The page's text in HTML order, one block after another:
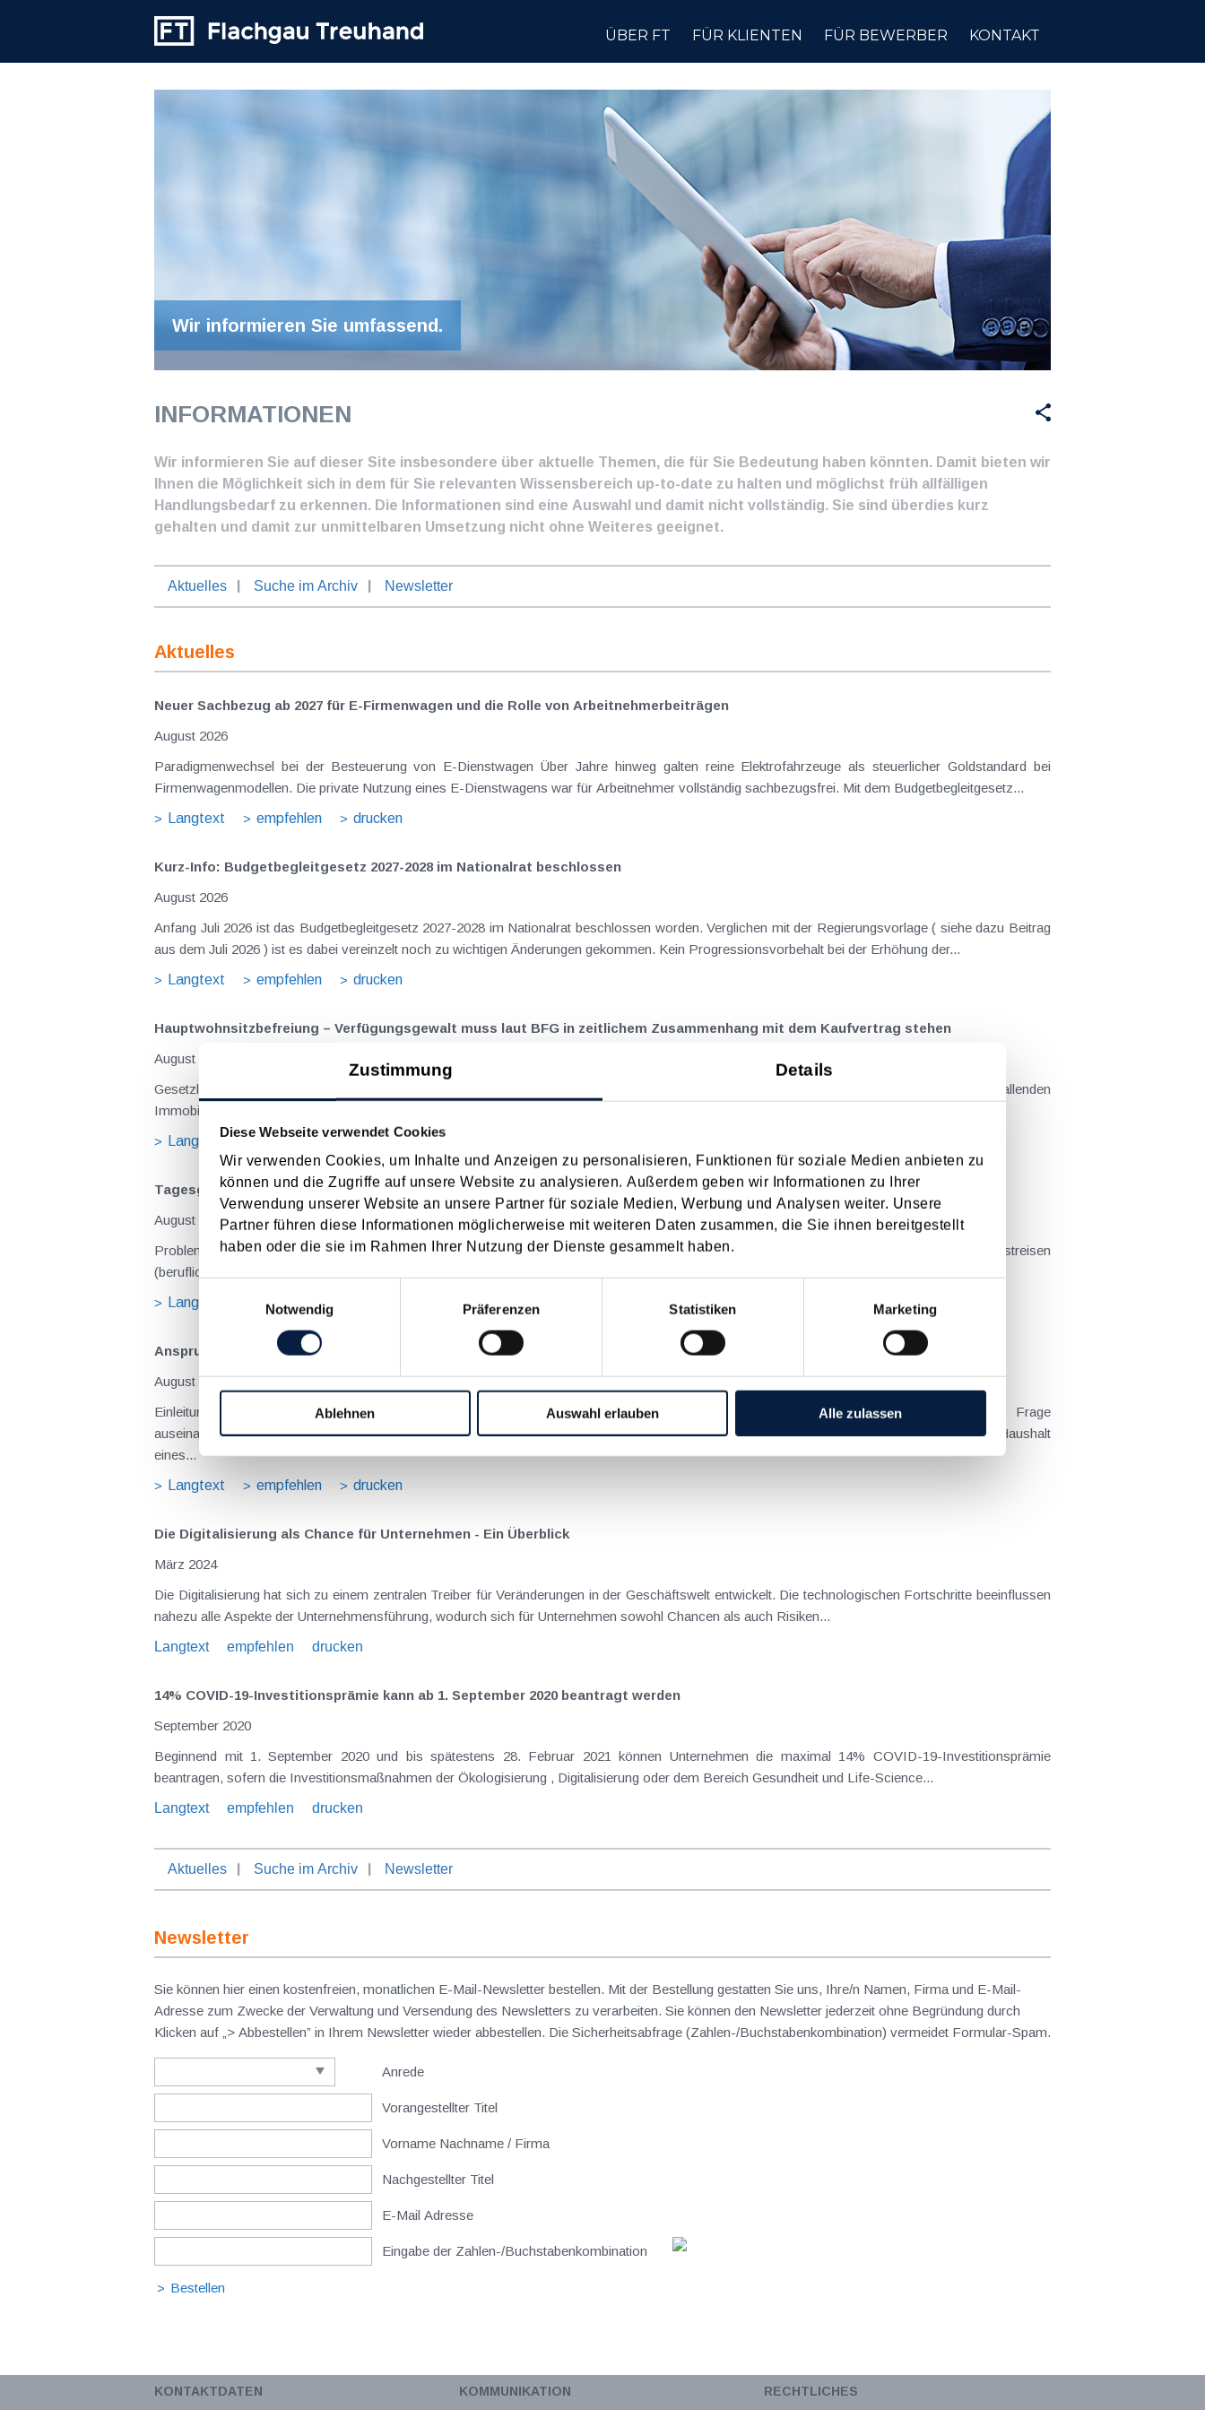
Zustimmung Details
Diese Webseite verwendet Cookies
Wir verwenden Cookies, um Inhalte und Anzeigen zu personalisieren, Funktionen für soziale Medien anbieten zu
können und die Zugriffe auf unsere Website zu analysieren. Außerdem geben wir Informationen zu Ihrer
Verwendung unserer Website an unsere Partner für soziale Medien, Werbung und Analysen weiter. Unsere
Partner führen diese Informationen möglicherweise mit weiteren Daten zusammen, die Sie ihnen bereitgestellt
haben oder die sie im Rahmen Ihrer Nutzung der Dienste gesammelt haben.
Notwendig
Präferenzen Statistiken Marketing
Ablehnen Auswahl erlauben Alle zulassen
ÜBER FT FÜR KLIENTEN FÜR BEWERBER KONTAKT
Wir informieren Sie umfassend.
INFORMATIONEN
Wir informieren Sie auf dieser Site insbesondere über aktuelle Themen, die für Sie Bedeutung haben könnten. Damit bieten wir
Ihnen die Möglichkeit sich in dem für Sie relevanten Wissensbereich up-to-date zu halten und möglichst früh allfälligen
Handlungsbedarf zu erkennen. Die Informationen sind eine Auswahl und damit nicht vollständig. Sie sind überdies kurz
gehalten und damit zur unmittelbaren Umsetzung nicht ohne Weiteres geeignet.
Aktuelles Suche im Archiv Newsletter
Aktuelles
Neuer Sachbezug ab 2027 für E-Firmenwagen und die Rolle von Arbeitnehmer​­beiträgen
August 2026
Paradigmenwechsel bei der Besteuerung von E-Dienstwagen Über Jahre hinweg galten reine Elektrofahrzeuge als steuerlicher Goldstandard bei
Firmenwagenmodellen. Die private Nutzung eines E-Dienstwagens war für Arbeitnehmer vollständig sachbezugsfrei. Mit dem Budgetbegleitgesetz...
Langtext
empfehlen drucken
Kurz-Info: Budgetbegleitgesetz 2027-2028 im Nationalrat beschlossen
August 2026
Anfang Juli 2026 ist das Budgetbegleitgesetz 2027-2028 im Nationalrat beschlossen worden. Verglichen mit der Regierungsvorlage ( siehe dazu Beitrag
aus dem Juli 2026 ) ist es dabei vereinzelt noch zu wichtigen Änderungen gekommen. Kein Progressionsvorbehalt bei der Erhöhung der...
Langtext
empfehlen drucken
Hauptwohnsitz​­befreiung – Verfügungsgewalt muss laut BFG in zeitlichem Zusammenhang mit dem Kaufvertrag stehen
August 2026
Gesetzliche Grundlagen der Hauptwohnsitzbefreiung Eine Ausnahme von der bei privaten Grundstücksveräußerungen regelmäßig anfallenden
Immobilienertragsteuer (ImmoESt) liegt dann vor, wenn die Voraussetzungen für die Hauptwohnsitzbefreiung erfüllt sind....
Langtext
empfehlen drucken
Tagesgelder auch bei eintägiger Reise ohne Nächtigung
August 2026
Problemstellung und rechtlicher Hintergrund Tagesgelder sollen Verpflegungsmehraufwendungen ausgleichen, welche im Zuge von Dienstreisen
(beruflich bedingten Reisen) durch die Unkenntnis über die lokale Gastronomie resultieren – typischerweise stellt sich das Problem in der...
Langtext
empfehlen
Anspruch auf Familienbeihilfe bei geschiedenen Eltern
August 2026
Einleitung und Kernaussage der Entscheidung Das Bundesfinanzgericht (GZ RV/7103366/2025 vom 10.02.2026) hatte sich mit der Frage
auseinanderzusetzen, welchem Elternteil nach einer Scheidung die Familienbeihilfe zusteht, wenn sich das Kind tatsächlich überwiegend im Haushalt
eines...
Langtext
empfehlen drucken
Die Digitalisierung als Chance für Unternehmen - Ein Überblick
März 2024
Die Digitalisierung hat sich zu einem zentralen Treiber für Veränderungen in der Geschäftswelt entwickelt. Die technologischen Fortschritte beeinflussen
nahezu alle Aspekte der Unternehmensführung, wodurch sich für Unternehmen sowohl Chancen als auch Risiken...
Langtext
empfehlen drucken
14% COVID-19-Investitionsprämie kann ab 1. September 2020 beantragt werden
September 2020
Beginnend mit 1. September 2020 und bis spätestens 28. Februar 2021 können Unternehmen die maximal 14% COVID-19-Investitionsprämie
beantragen, sofern die Investitionsmaßnahmen der Ökologisierung , Digitalisierung oder dem Bereich Gesundheit und Life-Science...
Langtext
empfehlen drucken
Aktuelles Suche im Archiv Newsletter
Newsletter
Sie können hier einen kostenfreien, monatlichen E-Mail-Newsletter bestellen. Mit der Bestellung gestatten Sie uns, Ihre/n Namen, Firma und E-Mail-
Adresse zum Zwecke der Verwaltung und Versendung des Newsletters zu verarbeiten. Sie können den Newsletter jederzeit ohne Begründung durch
Klicken auf „> Abbestellen” in Ihrem Newsletter wieder abbestellen. Die Sicherheitsabfrage (Zahlen-/Buchstabenkombination) vermeidet Formular-Spam.
Anrede
Vorangestellter Titel
Vorname Nachname / Firma
Nachgestellter Titel
E-Mail Adresse
Eingabe der Zahlen-/Buchstabenkombination
KONTAKTDATEN KOMMUNIKATION RECHTLICHES